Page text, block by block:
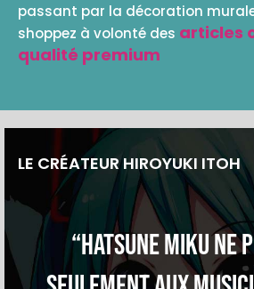
passant par la décoration
shoppez à volonté des articles
qualité premium
LE CRÉATEUR HIROYUKI ITOH
“Hatsune Miku ne